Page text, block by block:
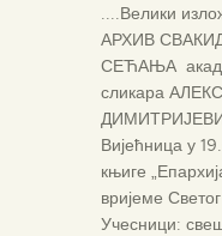
....Велики
АРХИВ
СЕЋАЊА
сликара
Вијећница у
књиге
вријеме
Учесници: